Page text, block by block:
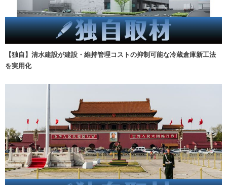
【独自】清水建設が建設・維持管理コストの抑制可能な冷蔵倉庫新工法
を実用化